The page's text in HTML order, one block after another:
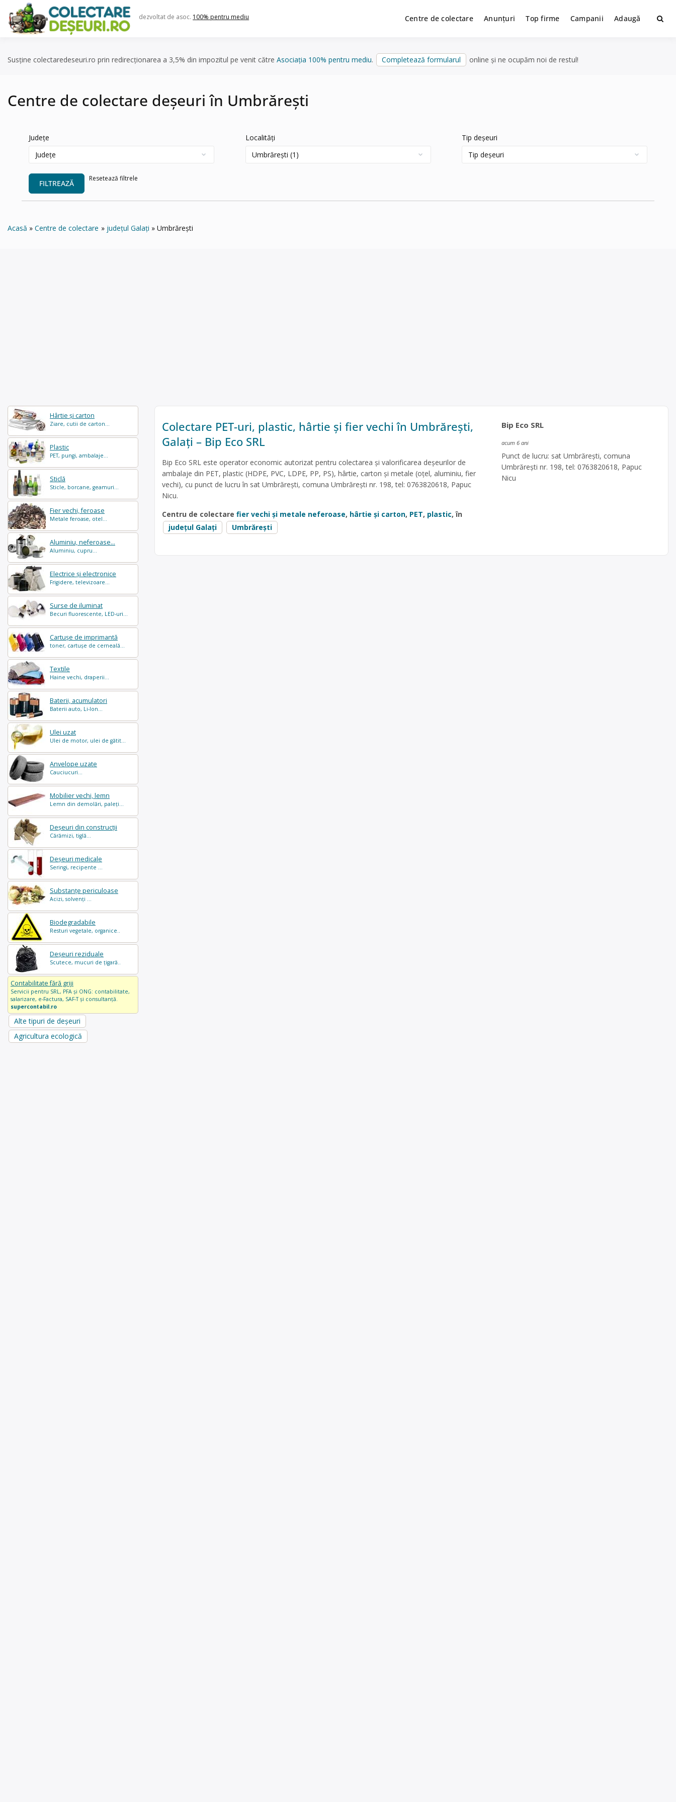
content
dezvoltat de asoc. 100% pentru mediu Centre de colectare Anunțuri Top firme Campanii Adaugă
Susține colectaredeseuri.ro prin redirecționarea a 3,5% din impozitul pe venit către Asociația 100% pentru mediu. Completează formularul online și ne ocupăm noi de restul!
Centre de colectare deșeuri în Umbrărești
Județe Localități Tip deșeuri
FILTREAZĂ
Resetează filtrele
Acasă Centre de colectare județul Galați Umbrărești
Hârtie și carton
Ziare, cutii de carton...
Plastic
PET, pungi, ambalaje...
Sticlă
Sticle, borcane, geamuri...
Fier vechi, feroase
Metale feroase, otel...
Aluminiu, neferoase...
Aluminiu, cupru...
Electrice și electronice
Frigidere, televizoare...
Surse de iluminat
Becuri fluorescente, LED-uri...
Cartușe de imprimantă
toner, cartușe de cerneală...
Textile
Haine vechi, draperii...
Baterii, acumulatori
Baterii auto, Li-Ion...
Ulei uzat
Ulei de motor, ulei de gătit...
Anvelope uzate
Cauciucuri...
Mobilier vechi, lemn
Lemn din demolări, paleți...
Deșeuri din construcții
Cărămizi, tiglă...
Deșeuri medicale
Seringi, recipente ...
Substanțe periculoase
Acizi, solvenți ...
Biodegradabile
Resturi vegetale, organice..
Deșeuri reziduale
Scutece, mucuri de țigară..
Contabilitate fără griji
Servicii pentru SRL, PFA și ONG: contabilitate,
salarizare, e-Factura, SAF-T și consultanță.
supercontabil.ro
Alte tipuri de deșeuri
Agricultura ecologică
Colectare PET-uri, plastic, hârtie și fier vechi în Umbrărești,
Galați – Bip Eco SRL
Bip Eco SRL este operator economic autorizat pentru colectarea și valorificarea deșeurilor de
ambalaje din PET, plastic (HDPE, PVC, LDPE, PP, PS), hârtie, carton și metale (oțel, aluminiu, fier
vechi), cu punct de lucru în sat Umbrărești, comuna Umbrărești nr. 198, tel: 0763820618, Papuc
Nicu.
Centru de colectare fier vechi și metale neferoase, hârtie și carton, PET, plastic, în
județul Galați
Umbrărești
Bip Eco SRL
acum 6 ani
Punct de lucru: sat Umbrărești, comuna
Umbrărești nr. 198, tel: 0763820618, Papuc
Nicu